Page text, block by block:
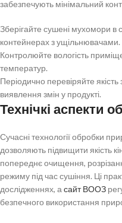
забезпечують мінімальний
Зберігайте сушені мухомори в
контейнерах з ущільнювачами.
Контролюйте вологість
температур.
Періодично перевіряйте
виявлення змін у продукті.
Технічкі аспекти
Сучасні технології обробки
дозволяють підвищити якість
попереднє очищення,
режиму під час сушіння. Ці
дослідженнях, а сайт ВООЗ
безпечного використання